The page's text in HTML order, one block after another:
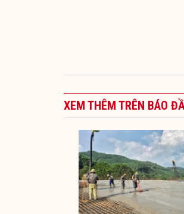
XEM THÊM TRÊN BÁO